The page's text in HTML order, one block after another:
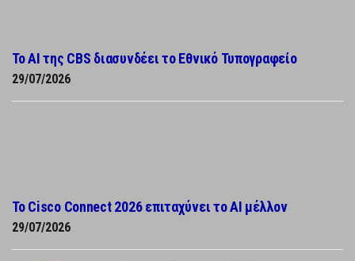
Το AI της CBS διασυνδέει το Εθνικό Τυπογραφείο
29/07/2026
Το Cisco Connect 2026 επιταχύνει το AI μέλλον
29/07/2026